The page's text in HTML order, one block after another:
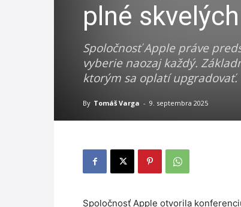
plné
Spoločnosť Apple práve
vyberie naozaj každý.
ktorým sa oplatí upgradovať.
By Tomáš Varga - 9. septembra 2025
Spoločnosť Apple otvorila